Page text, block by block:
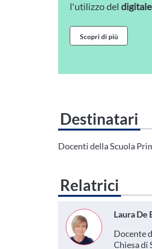
l'utilizzo del digitale
Scopri di più
Destinatari
Questo evento non è compatibile
Docenti della Scuola
Relatrici
Laura De
Docente
Chiesa di